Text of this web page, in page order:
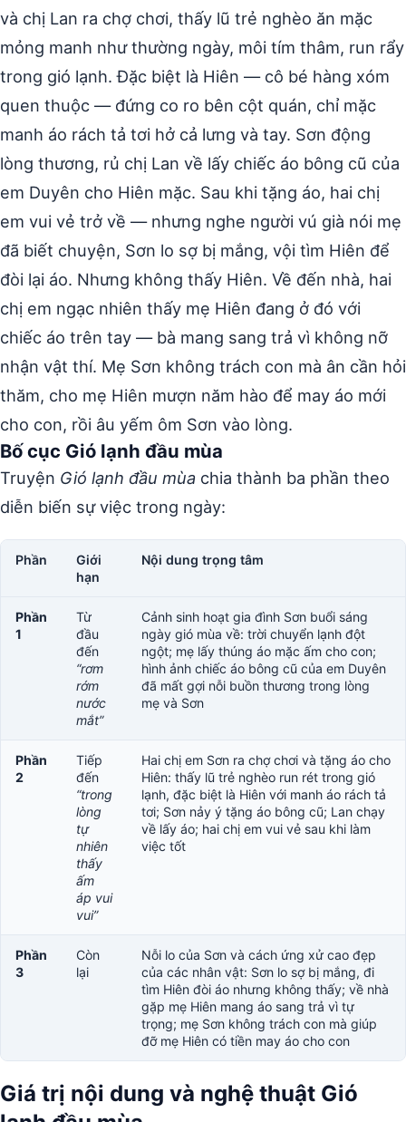
và chị Lan ra chợ chơi, thấy lũ trẻ nghèo ăn mặc
mỏng manh như thường ngày, môi tím thâm, run rẩy
trong gió lạnh. Đặc biệt là Hiên — cô bé hàng xóm
quen thuộc — đứng co ro bên cột quán, chỉ mặc
manh áo rách tả tơi hở cả lưng và tay. Sơn động
lòng thương, rủ chị Lan về lấy chiếc áo bông cũ của
em Duyên cho Hiên mặc. Sau khi tặng áo, hai chị
em vui vẻ trở về — nhưng nghe người vú già nói mẹ
đã biết chuyện, Sơn lo sợ bị mắng, vội tìm Hiên để
đòi lại áo. Nhưng không thấy Hiên. Về đến nhà, hai
chị em ngạc nhiên thấy mẹ Hiên đang ở đó với
chiếc áo trên tay — bà mang sang trả vì không nỡ
nhận vật thí. Mẹ Sơn không trách con mà ân cần hỏi
thăm, cho mẹ Hiên mượn năm hào để may áo mới
cho con, rồi âu yếm ôm Sơn vào lòng.
Bố cục Gió lạnh đầu mùa
Truyện Gió lạnh đầu mùa chia thành ba phần theo
diễn biến sự việc trong ngày:
Phần
Giới
hạn
Nội dung trọng tâm
Phần
1
Từ
đầu
đến
“rơm
rớm
nước
mắt”
Cảnh sinh hoạt gia đình Sơn buổi sáng
ngày gió mùa về: trời chuyển lạnh đột
ngột; mẹ lấy thúng áo mặc ấm cho con;
hình ảnh chiếc áo bông cũ của em Duyên
đã mất gợi nỗi buồn thương trong lòng
mẹ và Sơn
Phần
2
Tiếp
đến
“trong
lòng
tự
nhiên
thấy
ấm
áp vui
vui”
Hai chị em Sơn ra chợ chơi và tặng áo cho
Hiên: thấy lũ trẻ nghèo run rét trong gió
lạnh, đặc biệt là Hiên với manh áo rách tả
tơi; Sơn nảy ý tặng áo bông cũ; Lan chạy
về lấy áo; hai chị em vui vẻ sau khi làm
việc tốt
Phần
3
Còn
lại
Nỗi lo của Sơn và cách ứng xử cao đẹp
của các nhân vật: Sơn lo sợ bị mắng, đi
tìm Hiên đòi áo nhưng không thấy; về nhà
gặp mẹ Hiên mang áo sang trả vì tự
trọng; mẹ Sơn không trách con mà giúp
đỡ mẹ Hiên có tiền may áo cho con
Giá trị nội dung và nghệ thuật Gió